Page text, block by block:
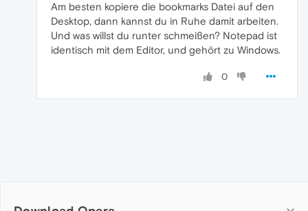
Am besten kopiere die bookmarks Datei auf den
Desktop, dann kannst du in Ruhe damit arbeiten.
Und was willst du runter schmeißen? Notepad ist
identisch mit dem Editor, und gehört zu Windows.
0